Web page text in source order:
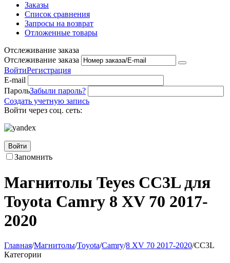
Заказы
Список сравнения
Запросы на возврат
Отложенные товары
Отслеживание заказа
Отслеживание заказа
ВойтиРегистрация
E-mail
ПарольЗабыли пароль?
Создать учетную запись
Войти через соц. сеть:
Войти
Запомнить
Магнитолы Teyes CC3L для
Toyota Camry 8 XV 70 2017-
2020
Главная/Магнитолы/Toyota/Camry/8 XV 70 2017-2020/CC3L
Категории